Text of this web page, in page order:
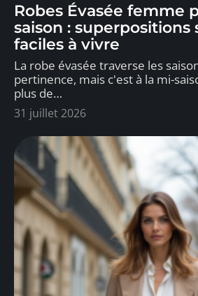
Robes Évasée femme
saison : superpositions
faciles à vivre
La robe évasée traverse les
pertinence, mais c'est à la mi-
plus de…
31 juillet 2026